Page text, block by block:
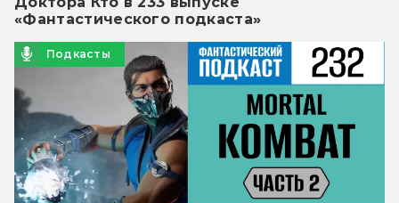
«Фантастического подкаста»
Подкасты